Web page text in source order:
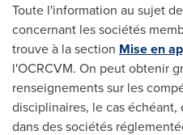
Toute l'information au sujet
concernant les sociétés
trouve à la section Mise en
l'OCRCVM. On peut obtenir
renseignements sur les
disciplinaires, le cas
dans des sociétés